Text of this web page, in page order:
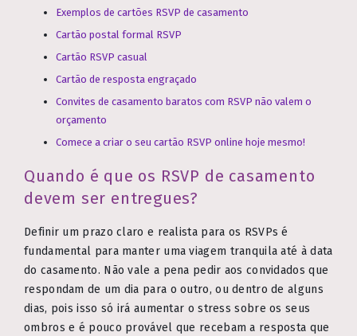
Exemplos de cartões RSVP de casamento
Cartão postal formal RSVP
Cartão RSVP casual
Cartão de resposta engraçado
Convites de casamento baratos com RSVP não valem o
orçamento
Comece a criar o seu cartão RSVP online hoje mesmo!
Quando é que os RSVP de casamento
devem ser entregues?
Definir um prazo claro e realista para os RSVPs é
fundamental para manter uma viagem tranquila até à data
do casamento. Não vale a pena pedir aos convidados que
respondam de um dia para o outro, ou dentro de alguns
dias, pois isso só irá aumentar o stress sobre os seus
ombros e é pouco provável que recebam a resposta que